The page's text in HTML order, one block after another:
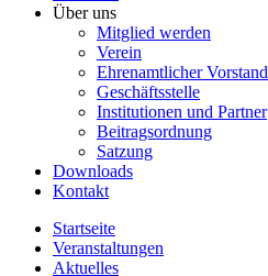
Über uns
Mitglied werden
Verein
Ehrenamtlicher Vorstand
Geschäftsstelle
Institutionen und Partner
Beitragsordnung
Satzung
Downloads
Kontakt
Startseite
Veranstaltungen
Aktuelles